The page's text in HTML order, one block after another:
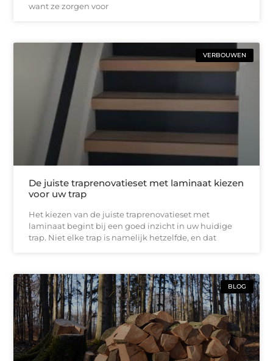
want ze zorgen voor
VERBOUWEN
De juiste traprenovatieset met laminaat kiezen
voor uw trap
Het kiezen van de juiste traprenovatieset met
laminaat begint bij een goed inzicht in uw huidige
trap. Niet elke trap is namelijk hetzelfde, en dat
BLOG